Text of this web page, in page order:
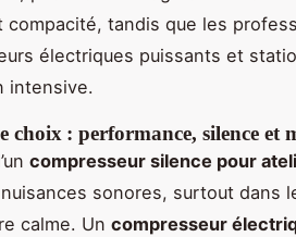
compacité, tandis que les
électriques puissants et
intensive.
choix : performance, silence et
compresseur silence pour
sonores, surtout dans
calme. Un compresseur